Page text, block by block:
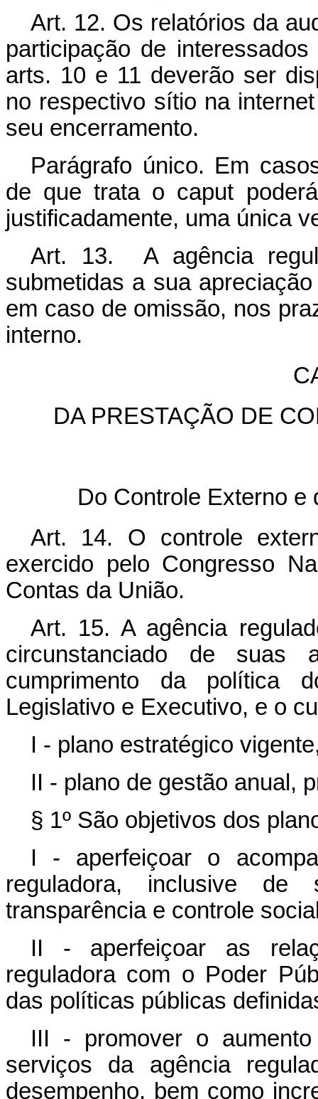
Art. 12. Os relatórios da
participação de
arts. 10 e 11 deverão ser
no respectivo sítio na
seu encerramento.
Parágrafo único. Em
de que trata o caput
justificadamente, uma única
Art. 13. A agência
submetidas a sua
em caso de omissão, nos
interno.
DA PRESTAÇÃO DE
Do Controle Externo e
Art. 14. O controle
exercido pelo Congresso
Contas da União.
Art. 15. A agência
circunstanciado de suas
cumprimento da política
Legislativo e Executivo, e o
I - plano estratégico
II - plano de gestão anual,
§ 1º São objetivos dos
I - aperfeiçoar o
reguladora, inclusive de
transparência e controle
II - aperfeiçoar as
reguladora com o Poder
das políticas públicas
III - promover o
serviços da agência
desempenho, bem como